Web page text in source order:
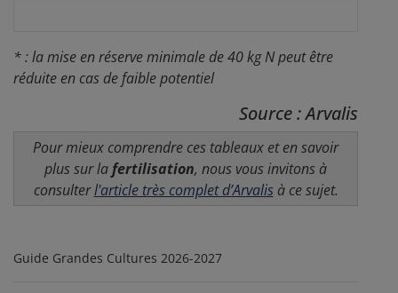
Guide Grandes Cultures 2026-2027
* : la mise en réserve minimale de 40 kg N peut être
réduite en cas de faible potentiel
Source : Arvalis
Pour mieux comprendre ces tableaux et en savoir
plus sur la fertilisation, nous vous invitons à
consulterl'article très complet d’Arvalisà ce sujet.